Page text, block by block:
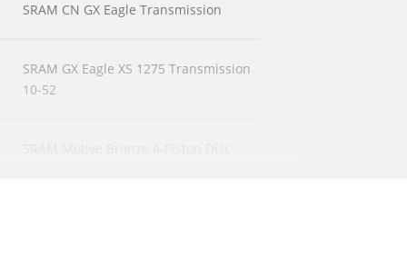
SRAM CN GX Eagle Transmission
SRAM GX Eagle XS 1275 Transmission
10-52